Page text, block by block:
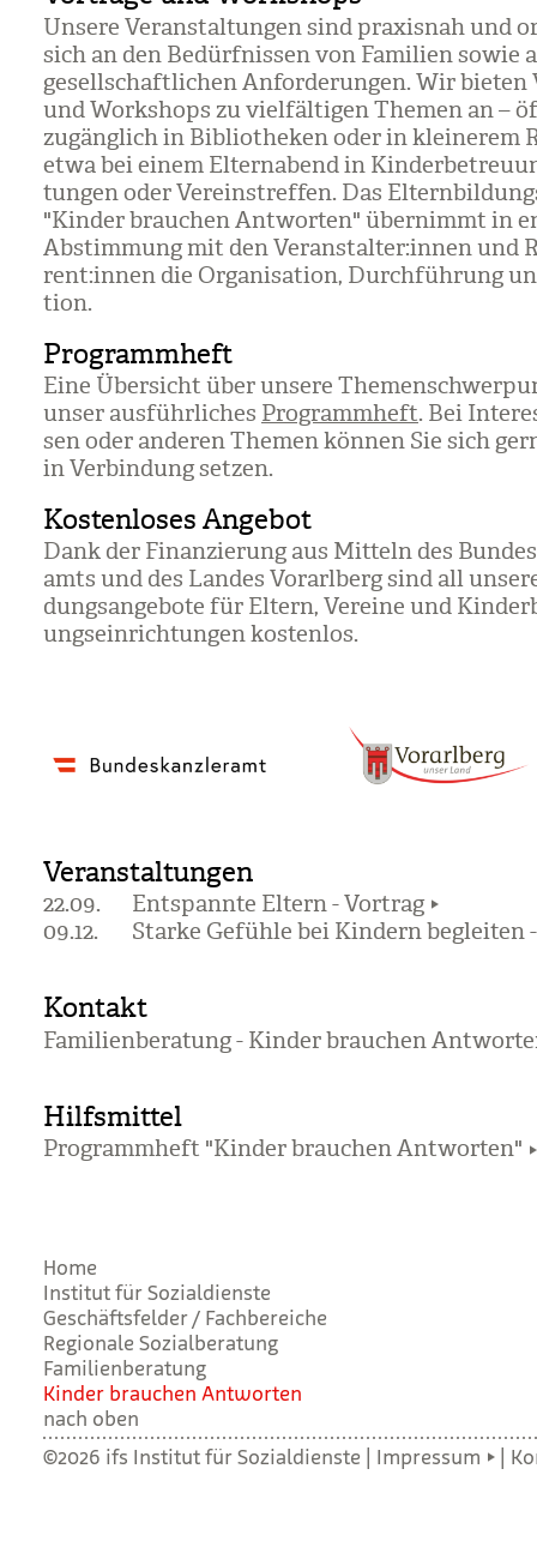
Unsere Ver­an­stal­tun­gen sind pra­xis­nah und
sich an den Bedürf­nis­sen von Fami­lien sowie
gesell­schaft­li­chen Anfor­de­run­gen. Wir bie­ten
und Work­shops zu viel­fäl­ti­gen The­men an –
zugäng­lich in Biblio­the­ken oder in klei­ne­rem
etwa bei einem Eltern­abend in
tun­gen oder Ver­eins­tref­fen. Das
"Kin­der brau­chen Ant­wor­ten" über­nimmt in
Abstim­mung mit den Ver­an­stal­ter:innen und
rent:innen die Orga­ni­sa­tion, Durch­füh­rung
tion.
Programmheft
Eine Über­sicht über unsere
unser aus­führ­li­ches Programmheft. Bei
sen oder ande­ren The­men kön­nen Sie sich
in Ver­bin­dung set­zen.
Kostenloses Angebot
Dank der Finan­zie­rung aus Mit­teln des
amts und des Lan­des Vor­arl­berg sind all
dungs­an­ge­bote für Eltern, Ver­eine und
ungs­ein­rich­tun­gen kos­ten­los.
Veranstaltungen
22.09.
Entspannte Eltern - Vortrag
09.12.
Starke Gefühle bei Kindern begleiten
Kontakt
Familienberatung - Kinder brauchen
Hilfsmittel
Programmheft "Kinder brauchen Antworten"
Home
Institut für Sozialdienste
Geschäftsfelder / Fachbereiche
Regionale Sozialberatung
Familienberatung
Kin­der brau­chen Ant­wor­ten
nach oben
©2026 ifs Institut für Sozialdienste | Impressum